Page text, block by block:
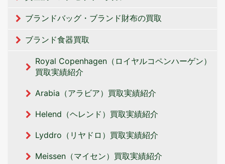
ブランドバッグ・ブランド財布の買取
ブランド食器買取
Royal Copenhagen（ロイヤルコペンハーゲン）
買取実績紹介
Arabia（アラビア）買取実績紹介
Helend（ヘレンド）買取実績紹介
Lyddro（リヤドロ）買取実績紹介
Meissen（マイセン）買取実績紹介